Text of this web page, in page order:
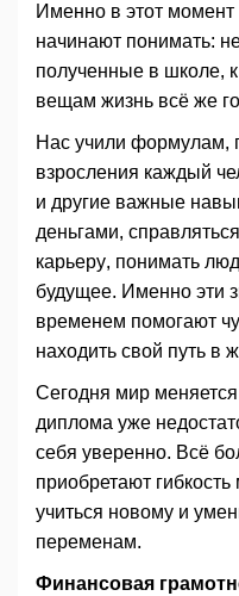
Именно в этот
начинают понимать:
полученные в школе,
вещам жизнь всё же
Нас учили формулам,
взросления каждый
и другие важные
деньгами,
карьеру, понимать
будущее. Именно эти
временем помогают
находить свой путь в
Сегодня мир
диплома уже
себя уверенно. Всё
приобретают
учиться новому и
переменам.
Финансовая